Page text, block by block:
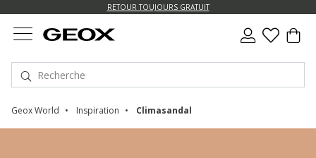
RETOUR TOUJOURS GRATUIT
Geox World Inspiration Climasandal